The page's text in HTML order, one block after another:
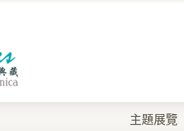
主題展覽